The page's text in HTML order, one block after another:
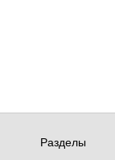
Разделы